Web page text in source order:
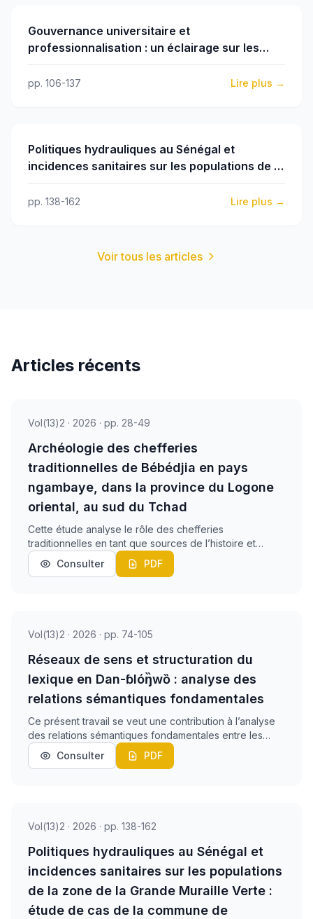
Gouvernance universitaire et
professionnalisation : un éclairage sur les
défis de l’employabilité au Niger
pp. 106-137 Lire plus →
Politiques hydrauliques au Sénégal et
incidences sanitaires sur les populations de la
zone de la Grande Muraille Verte : étude de
cas de la commune de Téssékéré
pp. 138-162 Lire plus →
Voir tous les articles
Articles récents
Vol(13)2 · 2026 · pp. 28-49
Archéologie des chefferies
traditionnelles de Bébédjia en pays
ngambaye, dans la province du Logone
oriental, au sud du Tchad
Cette étude analyse le rôle des chefferies
traditionnelles en tant que sources de l’histoire et
fondement de l’identité culturelle dans la province du
Logone Oriental au sud du Tchad. L’objectif de ce...
Consulter PDF
Vol(13)2 · 2026 · pp. 74-105
Réseaux de sens et structuration du
lexique en Dan-ɓlóŋ̏wȍ : analyse des
relations sémantiques fondamentales
Ce présent travail se veut une contribution à l’analyse
des relations sémantiques fondamentales entre les
unités lexicales en dan, dialecte ɓlóŋ̏wȍ, parlé dans les
sous-préfectures de Sangouiné et d...
Consulter PDF
Vol(13)2 · 2026 · pp. 138-162
Politiques hydrauliques au Sénégal et
incidences sanitaires sur les populations
de la zone de la Grande Muraille Verte :
étude de cas de la commune de